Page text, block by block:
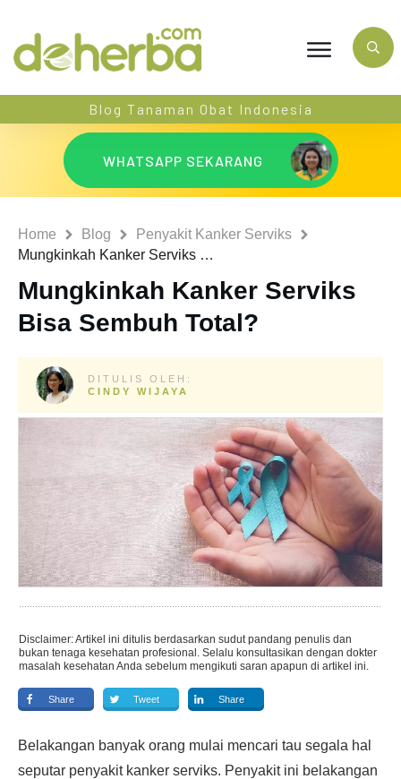
Blog Tanaman Obat Indonesia
WHATSAPP SEKARANG
Home Blog
Penyakit Kanker Serviks
Mungkinkah Kanker Serviks Bisa Sembuh Total?
Mungkinkah Kanker Serviks
Bisa Sembuh Total?
DITULIS OLEH:
CINDY WIJAYA
Disclaimer: Artikel ini ditulis berdasarkan sudut pandang penulis dan
bukan tenaga kesehatan profesional. Selalu konsultasikan dengan dokter
masalah kesehatan Anda sebelum mengikuti saran apapun di artikel ini.
Share Tweet Share
Belakangan banyak orang mulai mencari tau segala hal
seputar penyakit kanker serviks. Penyakit ini belakangan